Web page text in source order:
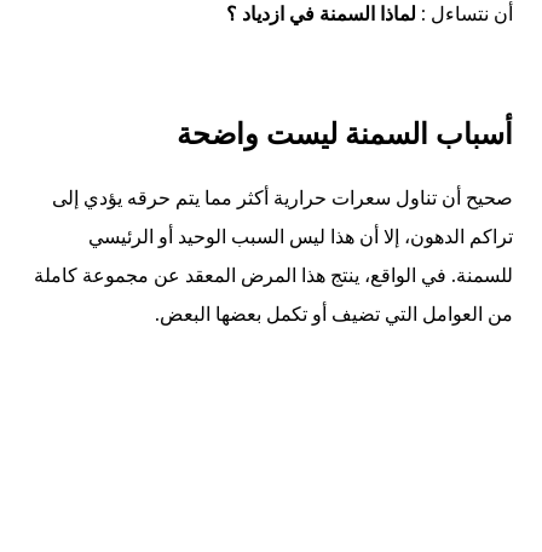
أن نتساءل : لماذا السمنة في ازدياد ؟
أسباب السمنة ليست واضحة
صحيح أن تناول سعرات حرارية أكثر مما يتم حرقه يؤدي إلى
تراكم الدهون، إلا أن هذا ليس السبب الوحيد أو الرئيسي
للسمنة. في الواقع، ينتج هذا المرض المعقد عن مجموعة كاملة
من العوامل التي تضيف أو تكمل بعضها البعض.